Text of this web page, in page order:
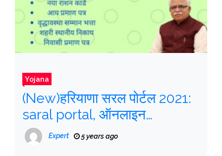
Yojana
(New)हरियाणा सरल पोर्टल 2021:
saral portal, ऑनलाइन
रजिस्ट्रेशन,
saralharyana.gov.in
Expert 5 years ago